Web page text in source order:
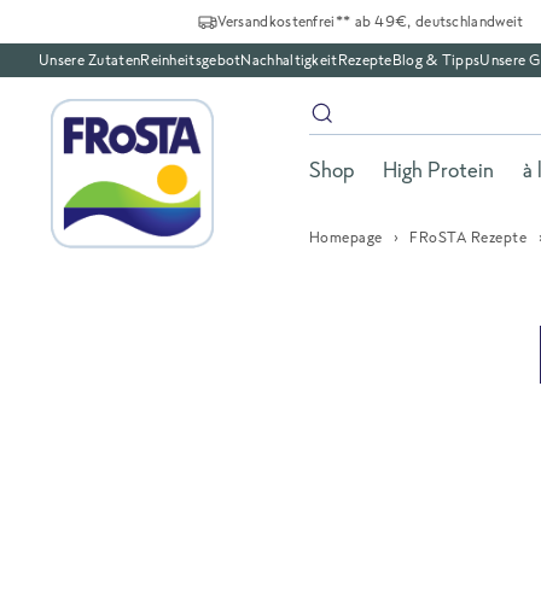
Versandkostenfrei** ab 49€, deutschlandweit
Unsere ZutatenReinheitsgebotNachhaltigkeitRezepteBlog & TippsUnsere
Shop High Protein à
Homepage FRoSTA Rezepte